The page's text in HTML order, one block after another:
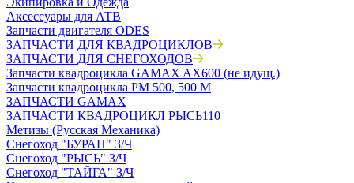
Аксессуары для АТВ
Запчасти двигателя ODES
ЗАПЧАСТИ ДЛЯ КВАДРОЦИКЛОВ
ЗАПЧАСТИ ДЛЯ СНЕГОХОДОВ
Запчасти квадроцикла GAMAX AX600 (не идущ.)
Запчасти квадроцикла РМ 500, 500 М
ЗАПЧАСТИ GAMAX
ЗАПЧАСТИ КВАДРОЦИКЛ РЫСЬ110
Метизы (Русская Механика)
Снегоход "БУРАН" З/Ч
Снегоход "РЫСЬ" З/Ч
Снегоход "ТАЙГА" З/Ч